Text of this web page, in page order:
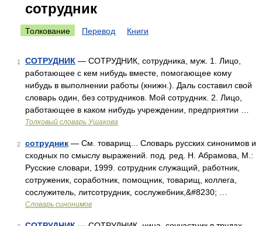
сотрудник
Толкование Перевод Книги
1 СОТРУДНИК — СОТРУДНИК, сотрудника, муж. 1. Лицо,
работающее с кем нибудь вместе, помогающее кому
нибудь в выполнении работы (книжн.). Даль составил свой
словарь один, без сотрудников. Мой сотрудник. 2. Лицо,
работающее в каком нибудь учреждении, предприятии …
Толковый словарь Ушакова
2 сотрудник — См. товарищ... Словарь русских синонимов и
сходных по смыслу выражений. под. ред. Н. Абрамова, М.:
Русские словари, 1999. сотрудник служащий, работник,
сотруженик, соработник, помощник, товарищ, коллега,
сослужитель, литсотрудник, сослужебник,&#8230; …
Словарь синонимов